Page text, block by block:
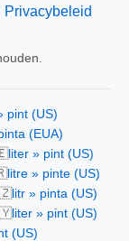
Privacybeleid
pint (US)
(EUA)
liter » pint (US)
litre » pinte (US)
litr » pinta (US)
liter » pint (US)
(US)